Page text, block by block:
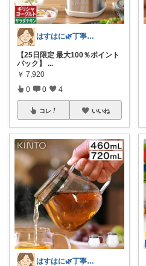
はすはに🌿丁寧な暮らし
【25日限定 最大100％ポイント
バック】
...
￥ 7,920
0 0 4
コレ いいね
はすはに🌿丁寧な暮らし